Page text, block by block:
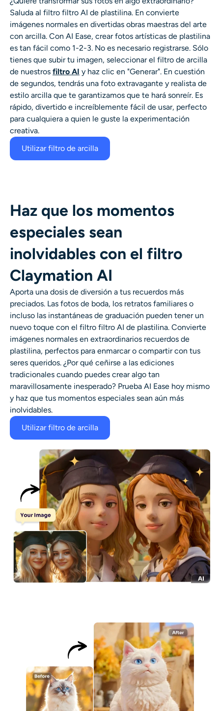
Generador de disparos a la cabeza con IA
Creador de fotos de pasaporte
Herramientas de video
Efectos de video
Potenciador de video
Quitar marca de agua de video
Saluda al filtro filtro AI de plastilina. En convierte
imágenes normales en divertidas obras maestras del arte
con arcilla. Con AI Ease, crear fotos artísticas de plastilina
es tan fácil como 1-2-3. No es necesario registrarse. Sólo
tienes que subir tu imagen, seleccionar el filtro de arcilla
de nuestros filtro AI y haz clic en "Generar". En cuestión
de segundos, tendrás una foto extravagante y realista de
estilo arcilla que te garantizamos que te hará sonreír. Es
rápido, divertido e increíblemente fácil de usar, perfecto
para cualquiera a quien le guste la experimentación
creativa.
Utilizar filtro de arcilla
Haz que los momentos
especiales sean
inolvidables con el filtro
Claymation AI
Aporta una dosis de diversión a tus recuerdos más
preciados. Las fotos de boda, los retratos familiares o
incluso las instantáneas de graduación pueden tener un
nuevo toque con el filtro filtro AI de plastilina. Convierte
imágenes normales en extraordinarios recuerdos de
plastilina, perfectos para enmarcar o compartir con tus
seres queridos. ¿Por qué ceñirse a las ediciones
tradicionales cuando puedes crear algo tan
maravillosamente inesperado? Prueba AI Ease hoy mismo
y haz que tus momentos especiales sean aún más
inolvidables.
Utilizar filtro de arcilla